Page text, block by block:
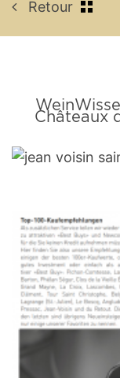
Retour
Châteaux